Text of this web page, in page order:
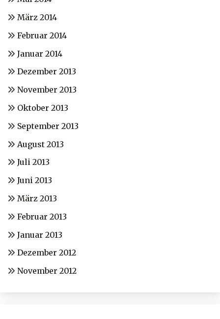
März 2014
Februar 2014
Januar 2014
Dezember 2013
November 2013
Oktober 2013
September 2013
August 2013
Juli 2013
Juni 2013
März 2013
Februar 2013
Januar 2013
Dezember 2012
November 2012